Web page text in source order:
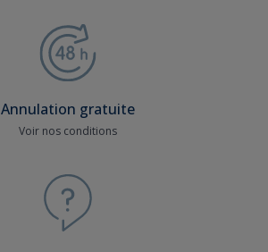
Annulation gratuite
Voir nos conditions